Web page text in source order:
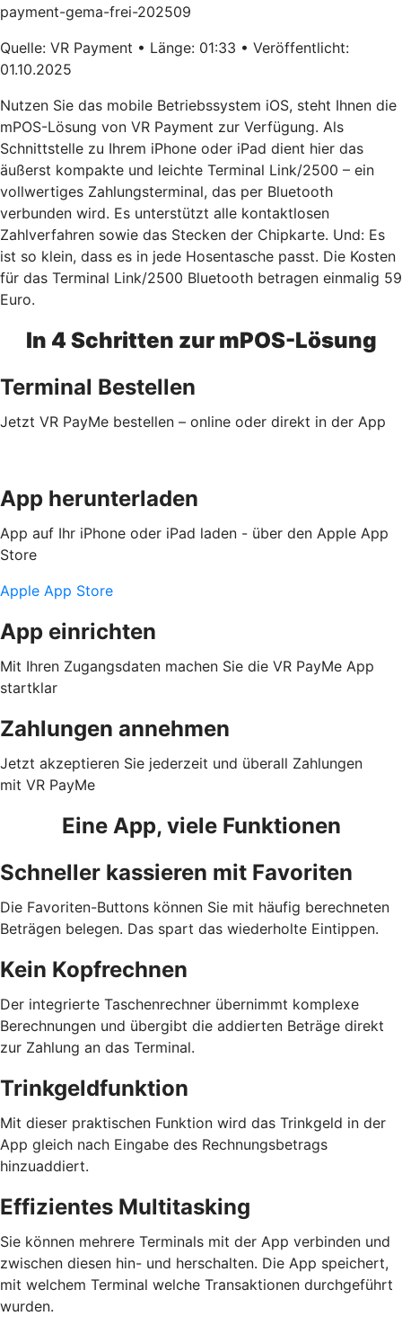
payment-gema-frei-202509
Quelle: VR Payment • Länge: 01:33 • Veröffentlicht:
01.10.2025
Nutzen Sie das mobile Betriebssystem iOS, steht Ihnen die
mPOS-Lösung von VR Payment zur Verfügung. Als
Schnittstelle zu Ihrem iPhone oder iPad dient hier das
äußerst kompakte und leichte Terminal Link/2500 – ein
vollwertiges Zahlungsterminal, das per Bluetooth
verbunden wird. Es unterstützt alle kontaktlosen
Zahlverfahren sowie das Stecken der Chipkarte. Und: Es
ist so klein, dass es in jede Hosentasche passt. Die Kosten
für das Terminal Link/2500 Bluetooth betragen einmalig 59
Euro.
In 4 Schritten zur mPOS-Lösung
Terminal Bestellen
Jetzt VR PayMe bestellen – online oder direkt in der App
App herunterladen
App auf Ihr iPhone oder iPad laden - über den Apple App
Store
Apple App Store
App einrichten
Mit Ihren Zugangsdaten machen Sie die VR PayMe App
startklar
Zahlungen annehmen
Jetzt akzeptieren Sie jederzeit und überall Zahlungen
mit VR PayMe
Eine App, viele Funktionen
Schneller kassieren mit Favoriten
Die Favoriten-Buttons können Sie mit häufig berechneten
Beträgen belegen. Das spart das wiederholte Eintippen.
Kein Kopfrechnen
Der integrierte Taschenrechner übernimmt komplexe
Berechnungen und übergibt die addierten Beträge direkt
zur Zahlung an das Terminal.
Trinkgeldfunktion
Mit dieser praktischen Funktion wird das Trinkgeld in der
App gleich nach Eingabe des Rechnungsbetrags
hinzuaddiert.
Effizientes Multitasking
Sie können mehrere Terminals mit der App verbinden und
zwischen diesen hin- und herschalten. Die App speichert,
mit welchem Terminal welche Transaktionen durchgeführt
wurden.